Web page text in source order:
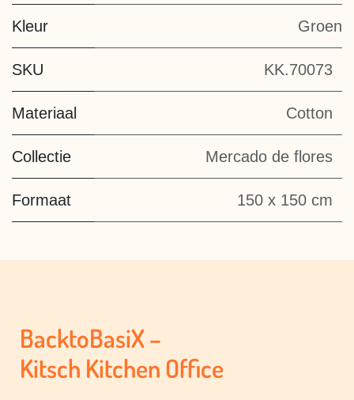
Kleur Groen
SKU KK.70073
Materiaal Cotton
Collectie Mercado de flores
Formaat 150 x 150 cm
BacktoBasiX –
Kitsch Kitchen Office